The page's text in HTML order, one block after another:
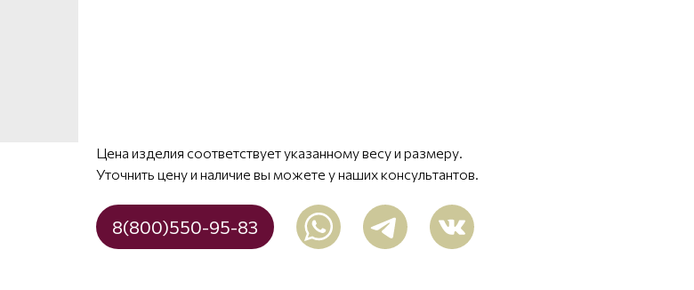
Цена изделия соответствует указанному весу и размеру.
Уточнить цену и наличие вы можете у наших консультантов.
8(800)550-95-83